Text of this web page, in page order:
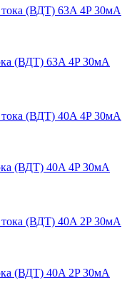
(ВДТ) 63A 4P 30мА
(ВДТ) 40A 4P 30мА
(ВДТ) 40A 2P 30мА